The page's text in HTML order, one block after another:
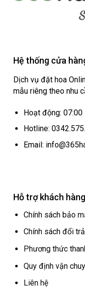
Hệ thống cửa
Dịch vụ đặt hoa
mẫu riêng theo nhu
Hoạt động: 07:00
Hotline:
Email:
Hỗ trợ khách hàng
Chính sách bảo
Chính sách đổi
Phương thức
Quy định vận
Liên hệ